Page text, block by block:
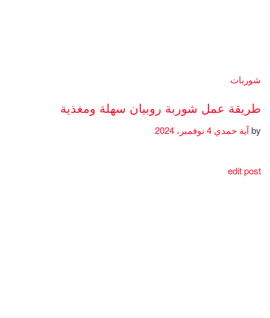
شوربات
طريقة عمل شوربة روبيان سهلة ومغذية
byآية حمدي
edit post